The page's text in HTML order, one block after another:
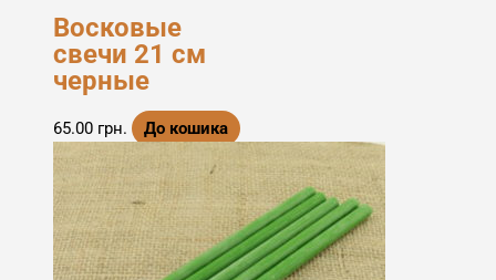
Восковые
свечи 21 см
черные
65.00 грн. До кошика